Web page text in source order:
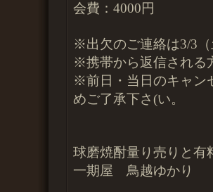
会費：4000円
※出欠のご連絡は3/3
※携帯から返信される
※前日・当日のキャン
めご了承下さ(い。
球磨焼酎量り売りと有
一期屋 鳥越ゆかり